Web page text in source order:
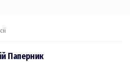
Паперник